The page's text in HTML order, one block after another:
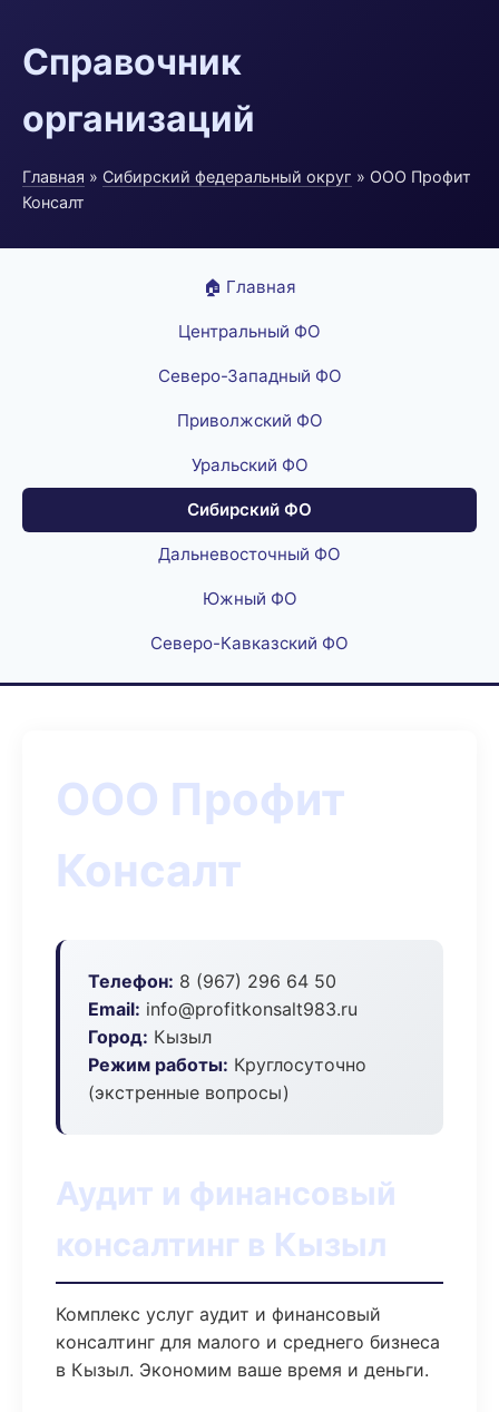
Справочник
организаций
Главная » Сибирский федеральный округ » ООО Профит
Консалт
🏠 Главная
Центральный ФО
Северо-Западный ФО
Приволжский ФО
Уральский ФО
Сибирский ФО
Дальневосточный ФО
Южный ФО
Северо-Кавказский ФО
ООО Профит
Консалт
Телефон: 8 (967) 296 64 50
Email: info@profitkonsalt983.ru
Город: Кызыл
Режим работы: Круглосуточно
(экстренные вопросы)
Аудит и финансовый
консалтинг в Кызыл
Комплекс услуг аудит и финансовый
консалтинг для малого и среднего бизнеса
в Кызыл. Экономим ваше время и деньги.